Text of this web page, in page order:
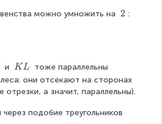
можно умножить на \
2 :
и \
\
K
KL
тоже параллельны
они отсекают на сторонах
отрезки, а значит, параллельны).
подобие треугольников